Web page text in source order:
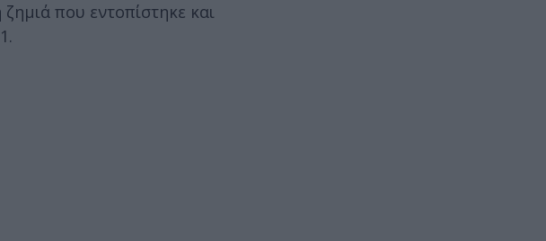
που εντοπίστηκε και